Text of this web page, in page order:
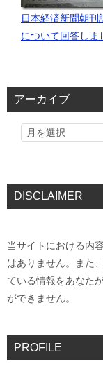
日本経済新聞朝
について回答しま
アーカイブ
DISCLAIMER
当サイトにおける内
はありません。また
ている情報をあなた
ができません。
PROFILE